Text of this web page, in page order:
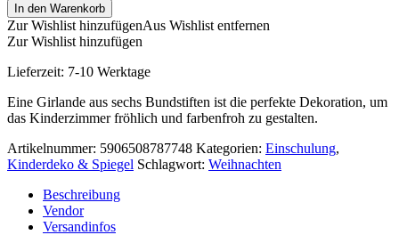
In den Warenkorb
Zur Wishlist hinzufügenAus Wishlist entfernen
Zur Wishlist hinzufügen
Lieferzeit: 7-10 Werktage
Eine Girlande aus sechs Bundstiften ist die perfekte Dekoration, um
das Kinderzimmer fröhlich und farbenfroh zu gestalten.
Artikelnummer: 5906508787748 Kategorien: Einschulung,
Kinderdeko & Spiegel Schlagwort: Weihnachten
Beschreibung
Vendor
Versandinfos